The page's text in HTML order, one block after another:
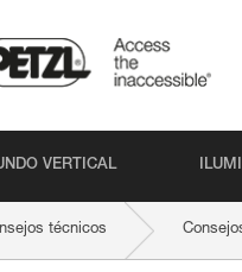
VERTICAL
técnicos